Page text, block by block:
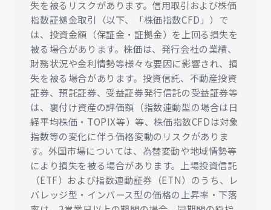
失を被るリスクがあります。信用取引および株価
指数証拠金取引（以下、「株価指数CFD」）で
は、投資金額（保証金・証拠金）を上回る損失を
被る場合があります。株価は、発行会社の業績、
財務状況や金利情勢等様々な要因に影響され、損
失を被る場合があります。投資信託、不動産投資
証券、預託証券、受益証券発行信託の受益証券等
は、裏付け資産の評価額（指数連動型の場合は日
経平均株価・TOPIX等）等、株価指数CFDは対象
指数等の変化に伴う価格変動のリスクがありま
す。外国市場については、為替変動や地域情勢等
により損失を被る場合があります。上場投資信託
（ETF）および指数連動証券（ETN）のうち、レ
バレッジ型・インバース型の価格の上昇率・下落